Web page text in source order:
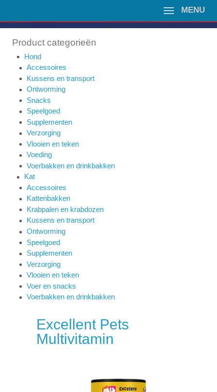
MENU
Product categorieën
Hond
Accessoires
Kussens en transport
Ontworming
Snacks
Speelgoed
Supplementen
Verzorging
Vlooien en teken
Voeding
Voerbakken en drinkbakken
Kat
Accessoires
Kattenbakken
Krabpalen en krabdozen
Kussens en transport
Ontworming
Speelgoed
Supplementen
Verzorging
Vlooien en teken
Voer en snacks
Voerbakken en drinkbakken
Excellent Pets
Multivitamin